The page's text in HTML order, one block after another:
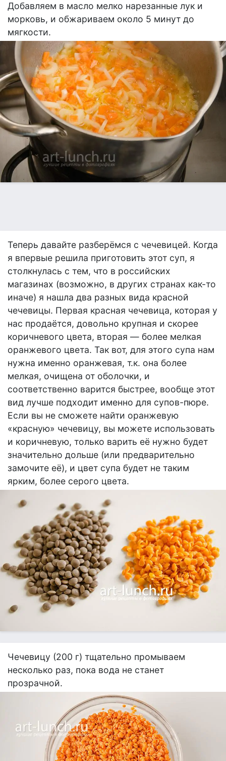
Добавляем в масло мелко нарезанные лук и
морковь, и обжариваем около 5 минут до
мягкости.
Теперь давайте разберёмся с чечевицей. Когда
я впервые решила приготовить этот суп, я
столкнулась с тем, что в российских
магазинах (возможно, в других странах как-то
иначе) я нашла два разных вида красной
чечевицы. Первая красная чечевица, которая у
нас продаётся, довольно крупная и скорее
коричневого цвета, вторая — более мелкая
оранжевого цвета. Так вот, для этого супа нам
нужна именно оранжевая, т.к. она более
мелкая, очищена от оболочки, и
соответственно варится быстрее, вообще этот
вид лучше подходит именно для супов-пюре.
Если вы не сможете найти оранжевую
«красную» чечевицу, вы можете использовать
и коричневую, только варить её нужно будет
значительно дольше (или предварительно
замочите её), и цвет супа будет не таким
ярким, более серого цвета.
Чечевицу (200 г) тщательно промываем
несколько раз, пока вода не станет
прозрачной.